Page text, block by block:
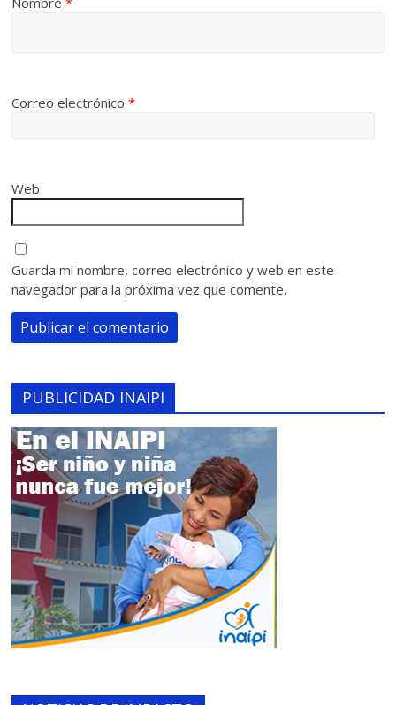
Correo electrónico*
Web
Guarda mi nombre, correo electrónico y web en este
navegador para la próxima vez que comente.
PUBLICIDAD INAIPI